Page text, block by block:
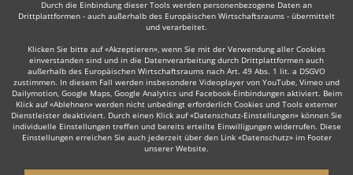
Durch die Einbindung dieser Tools werden personenbezogene Daten an
Drittplattformen - auch außerhalb des Europäischen Wirtschaftsraums - übermittelt
und verarbeitet.
Klicken Sie bitte auf «Akzeptieren», wenn Sie mit der Verwendung aller Cookies
einverstanden sind und in die Datenverarbeitung durch Drittplattformen auch
außerhalb des Europäischen Wirtschaftsraums nach Art. 49 Abs. 1 lit. a DSGVO
zustimmen. In diesem Fall werden insbesondere Videoplayer von YouTube, Vimeo und
Dailymotion, Google Maps, Google Analytics und Facebook-Einbindungen aktiviert. Beim
Klick auf «Ablehnen» werden nicht unbedingt erforderlich Cookies und Tools externer
Dienstleister deaktiviert. Durch einen Klick auf «Datenschutz-Einstellungen» können Sie
individuelle Einstellungen treffen und bereits erteilte Einwilligungen widerrufen. Diese
Einstellungen erreichen Sie auch jederzeit über den Link «Datenschutz» im Footer
unserer Website.